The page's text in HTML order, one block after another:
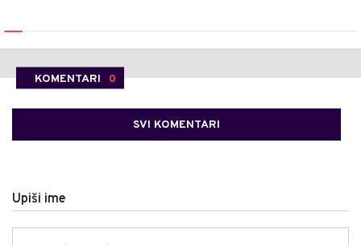
KOMENTARI 0
SVI KOMENTARI
Upiši ime